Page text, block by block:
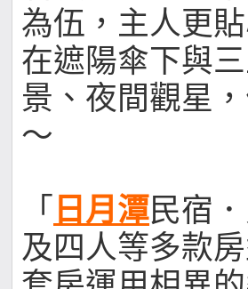
為伍，主人更
在遮陽傘下與
景、夜間觀星
～
「 日月潭民宿
及四人等多款